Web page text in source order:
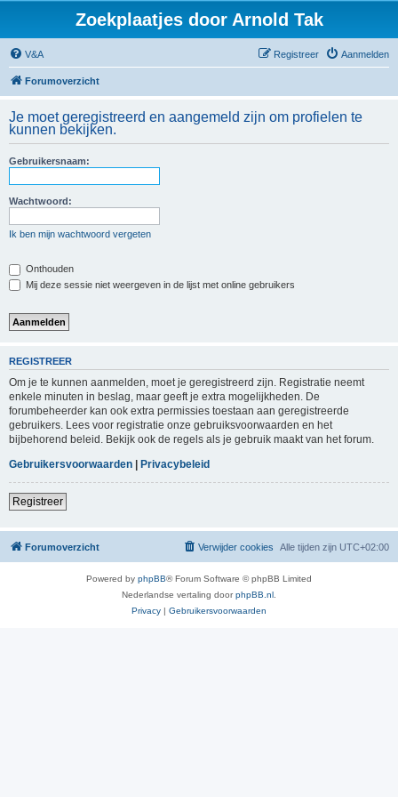
Zoekplaatjes door Arnold Tak
V&A Aanmelden
Registreer
Forumoverzicht
Je moet geregistreerd en aangemeld zijn om profielen te
kunnen bekijken.
Gebruikersnaam:
Wachtwoord:
Ik ben mijn wachtwoord vergeten
Onthouden
Mij deze sessie niet weergeven in de lijst met online gebruikers
REGISTREER
Om je te kunnen aanmelden, moet je geregistreerd zijn. Registratie neemt
enkele minuten in beslag, maar geeft je extra mogelijkheden. De
forumbeheerder kan ook extra permissies toestaan aan geregistreerde
gebruikers. Lees voor registratie onze gebruiksvoorwaarden en het
bijbehorend beleid. Bekijk ook de regels als je gebruik maakt van het forum.
Gebruikersvoorwaarden | Privacybeleid
Registreer
Forumoverzicht Alle tijden zijn UTC+02:00
Verwijder cookies
Powered by phpBB® Forum Software © phpBB Limited
Nederlandse vertaling doorphpBB.nl
Privacy | Gebruikersvoorwaarden